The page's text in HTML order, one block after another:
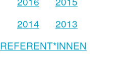
2014
2013
REFERENT*INNEN